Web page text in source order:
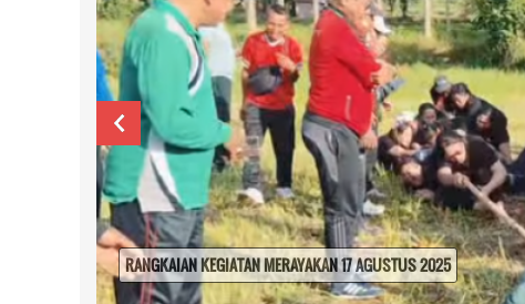
RANGKAIAN KEGIATAN MERAYAKAN 17 AGUSTUS 2025